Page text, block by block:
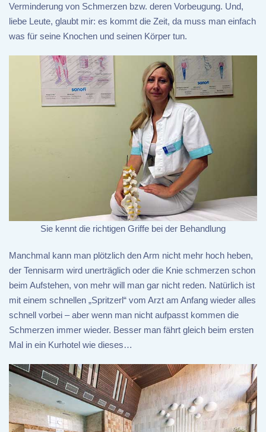
Verminderung von Schmerzen bzw. deren Vorbeugung. Und,
liebe Leute, glaubt mir: es kommt die Zeit, da muss man einfach
was für seine Knochen und seinen Körper tun.
Sie kennt die richtigen Griffe bei der Behandlung
Manchmal kann man plötzlich den Arm nicht mehr hoch heben,
der Tennisarm wird unerträglich oder die Knie schmerzen schon
beim Aufstehen, von mehr will man gar nicht reden. Natürlich ist
mit einem schnellen „Spritzerl“ vom Arzt am Anfang wieder alles
schnell vorbei – aber wenn man nicht aufpasst kommen die
Schmerzen immer wieder. Besser man fährt gleich beim ersten
Mal in ein Kurhotel wie dieses…